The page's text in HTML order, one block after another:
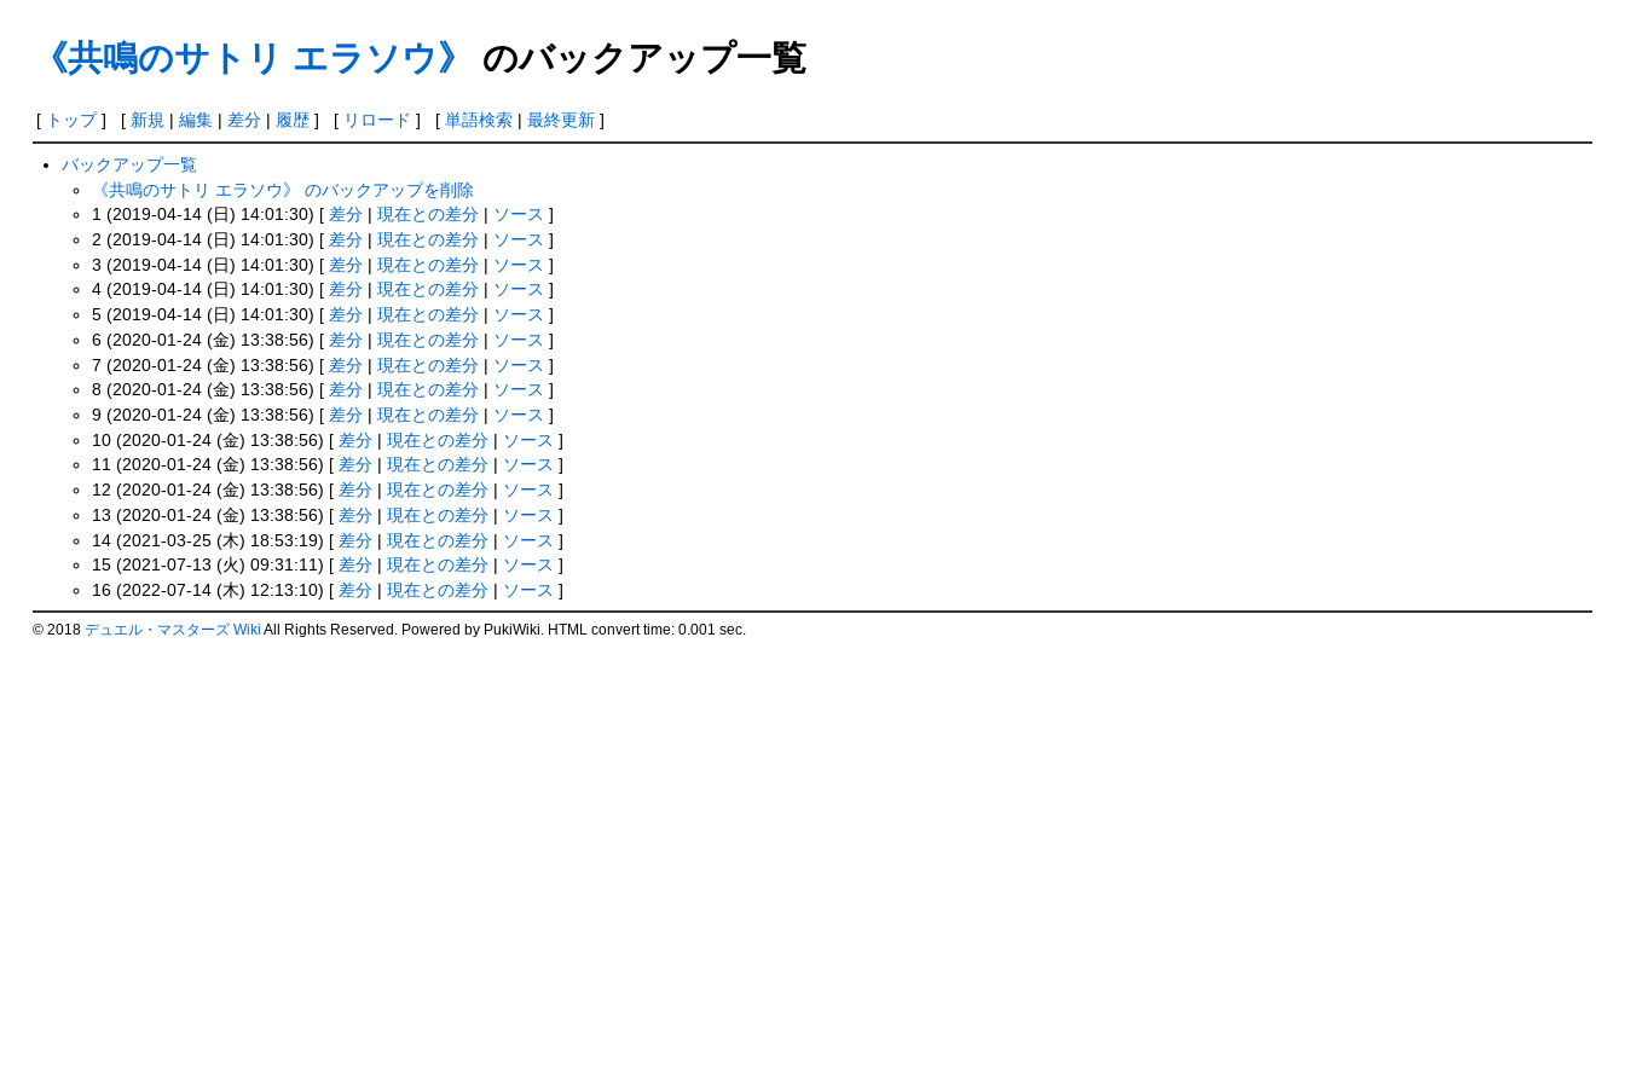
《共鳴のサトリ エラソウ》 のバックアップ一覧
[ トップ] [ 新規| 編集| 差分| 履歴] [ リロード ] [ 単語検索| 最終更新]
バックアップ一覧
《共鳴のサトリ エラソウ》 のバックアップを削除
1 (2019-04-14 (日) 14:01:30) [ 差分| 現在との差分| ソース ]
2 (2019-04-14 (日) 14:01:30) [ 差分| 現在との差分| ソース ]
3 (2019-04-14 (日) 14:01:30) [ 差分| 現在との差分| ソース ]
4 (2019-04-14 (日) 14:01:30) [ 差分| 現在との差分| ソース ]
5 (2019-04-14 (日) 14:01:30) [ 差分| 現在との差分| ソース ]
6 (2020-01-24 (金) 13:38:56) [ 差分| 現在との差分| ソース ]
7 (2020-01-24 (金) 13:38:56) [ 差分| 現在との差分| ソース ]
8 (2020-01-24 (金) 13:38:56) [ 差分| 現在との差分| ソース ]
9 (2020-01-24 (金) 13:38:56) [ 差分| 現在との差分| ソース ]
10 (2020-01-24 (金) 13:38:56) [ 差分| 現在との差分| ソース ]
11 (2020-01-24 (金) 13:38:56) [ 差分| 現在との差分| ソース ]
12 (2020-01-24 (金) 13:38:56) [ 差分| 現在との差分| ソース ]
13 (2020-01-24 (金) 13:38:56) [ 差分| 現在との差分| ソース ]
14 (2021-03-25 (木) 18:53:19) [ 差分| 現在との差分| ソース ]
15 (2021-07-13 (火) 09:31:11) [ 差分| 現在との差分| ソース ]
16 (2022-07-14 (木) 12:13:10) [ 差分| 現在との差分| ソース ]
© 2018 デュエル・マスターズ Wiki All Rights Reserved. Powered by PukiWiki. HTML convert time: 0.001 sec.